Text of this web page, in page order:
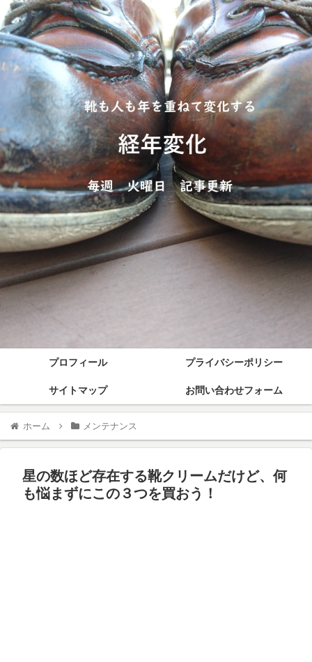
プロフィール プライバシーポリシー
サイトマップ お問い合わせフォーム
ホーム メンテナンス
星の数ほど存在する靴クリームだけど、何
も悩まずにこの３つを買おう！